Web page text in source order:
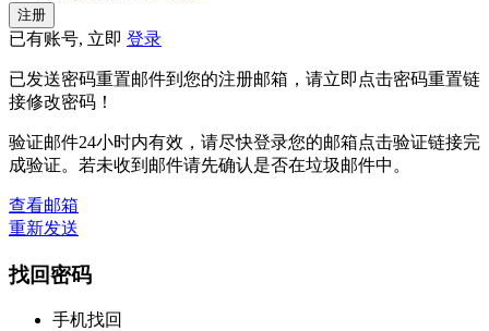
已有账号, 立即 登录
已发送密码重置邮件到您的注册邮箱，请立即点击密码重置链
接修改密码！
验证邮件24小时内有效，请尽快登录您的邮箱点击验证链接完
成验证。若未收到邮件请先确认是否在垃圾邮件中。
查看邮箱
重新发送
找回密码
手机找回